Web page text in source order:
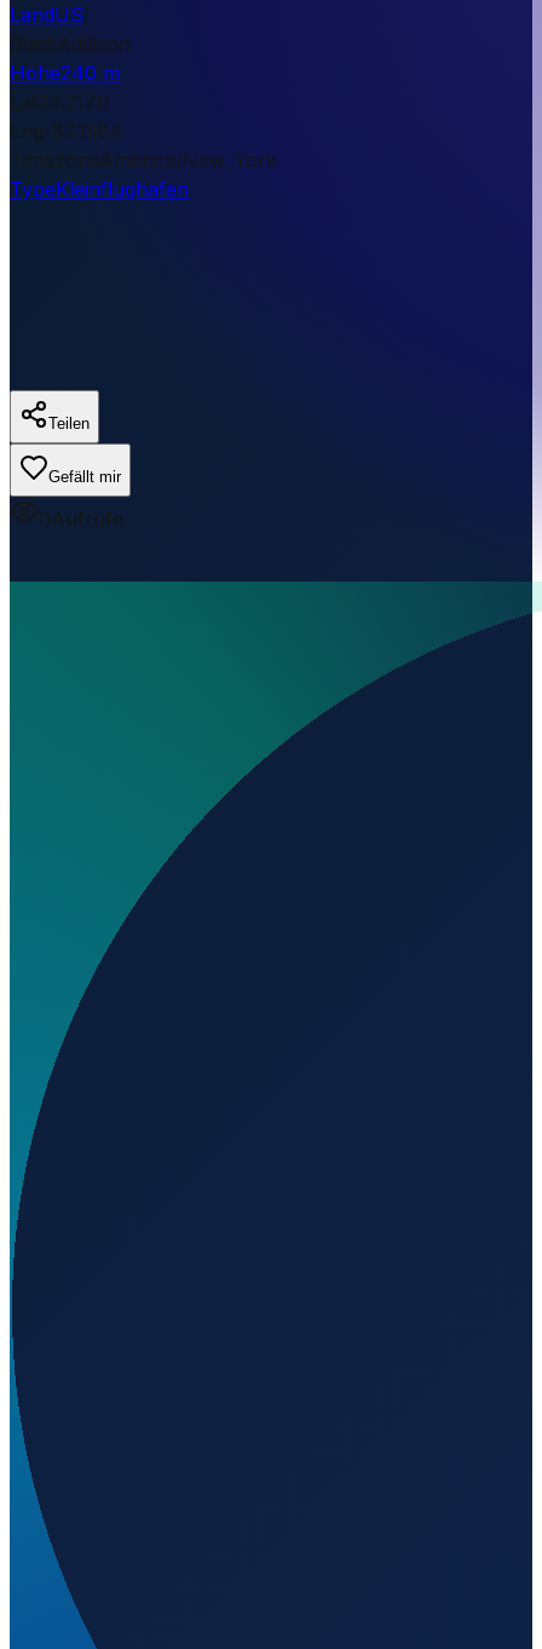
LandUS
StadtAddison
Höhe240 m
Lat34.2170
Lng-87.1584
TimezoneAmerica/New_York
TypeKleinflughafen
Teilen
Gefällt mir
0Aufrufe
Wo liegt Addison Municipal Airport?
Auf welcher Höhe liegt Addison Municipal Airport?
Wird geladen...
34.21704
Los Angeles